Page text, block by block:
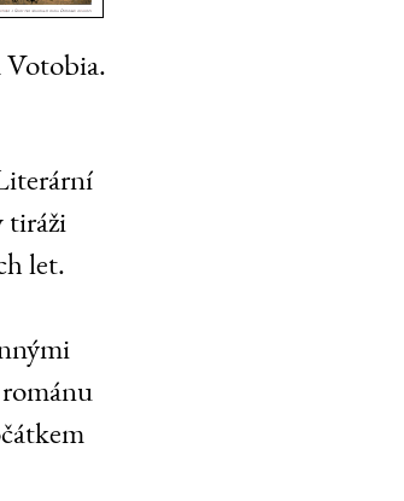
Votobia.
tiráži
let.